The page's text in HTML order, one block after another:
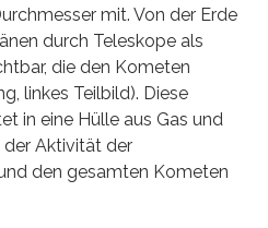
mit. Von der Erde
durch Teleskope als
die den Kometen
linkes Teilbild). Diese
in eine Hülle aus Gas und
der Aktivität der
den gesamten Kometen